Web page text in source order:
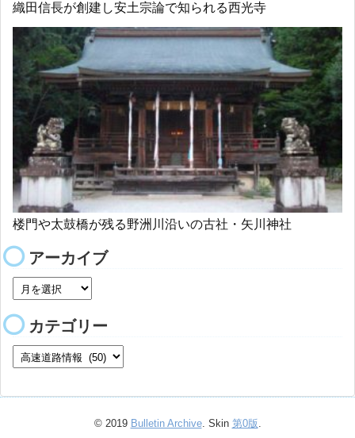
織田信長が創建し安土宗論で知られる西光寺
楼門や太鼓橋が残る野洲川沿いの古社・矢川神社
アーカイブ
カテゴリー
© 2019 Bulletin Archive. Skin 第0版.